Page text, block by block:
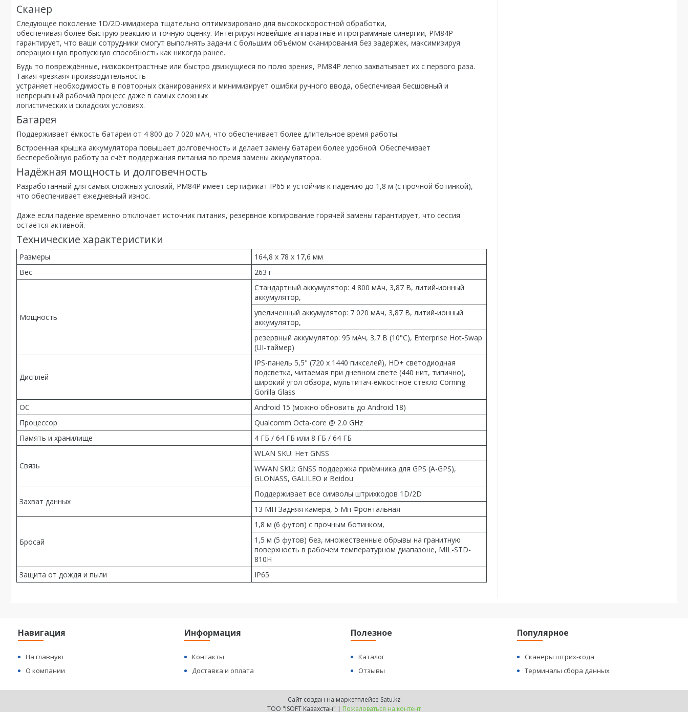
Сканер
Следующее поколение 1D/2D-имиджера тщательно оптимизировано для высокоскоростной обработки,
обеспечивая более быструю реакцию и точную оценку. Интегрируя новейшие аппаратные и программные синергии, PM84P
гарантирует, что ваши сотрудники смогут выполнять задачи с большим объёмом сканирования без задержек, максимизируя
операционную пропускную способность как никогда ранее.
Будь то повреждённые, низкоконтрастные или быстро движущиеся по полю зрения, PM84P легко захватывает их с первого раза.
Такая «резкая» производительность
устраняет необходимость в повторных сканированиях и минимизирует ошибки ручного ввода, обеспечивая бесшовный и
непрерывный рабочий процесс даже в самых сложных
логистических и складских условиях.
Батарея
Поддерживает ёмкость батареи от 4 800 до 7 020 мАч, что обеспечивает более длительное время работы.
Встроенная крышка аккумулятора повышает долговечность и делает замену батареи более удобной. Обеспечивает
бесперебойную работу за счёт поддержания питания во время замены аккумулятора.
Надёжная мощность и долговечность
Разработанный для самых сложных условий, PM84P имеет сертификат IP65 и устойчив к падению до 1,8 м (с прочной ботинкой),
что обеспечивает ежедневный износ.
Даже если падение временно отключает источник питания, резервное копирование горячей замены гарантирует, что сессия
остаётся активной.
Технические характеристики
Размеры
164,8 x 78 x 17,6 мм
Вес
263 г
Мощность
Стандартный аккумулятор: 4 800 мАч, 3,87 В, литий-ионный
аккумулятор,
увеличенный аккумулятор: 7 020 мАч, 3,87 В, литий-ионный
аккумулятор,
резервный аккумулятор: 95 мАч, 3,7 В (10°C), Enterprise Hot-Swap
(UI-таймер)
Дисплей
IPS-панель 5,5" (720 x 1440 пикселей), HD+ светодиодная
подсветка, читаемая при дневном свете (440 нит, типично),
широкий угол обзора, мультитач-емкостное стекло Corning
Gorilla Glass
ОС
Android 15 (можно обновить до Android 18)
Процессор
Qualcomm Octa-core @ 2.0 GHz
Память и хранилище
4 ГБ / 64 ГБ или 8 ГБ / 64 ГБ
Связь
WLAN SKU: Нет GNSS
WWAN SKU: GNSS поддержка приёмника для GPS (A-GPS),
GLONASS, GALILEO и Beidou
Захват данных
Поддерживает все символы штрихкодов 1D/2D
13 МП Задняя камера, 5 Мп Фронтальная
Бросай
1,8 м (6 футов) с прочным ботинком,
1,5 м (5 футов) без, множественные обрывы на гранитную
поверхность в рабочем температурном диапазоне, MIL-STD-
810H
Защита от дождя и пыли
IP65
Навигация
На главную
О компании
Информация
Контакты
Доставка и оплата
Полезное
Каталог
Отзывы
Популярное
Сканеры штрих-кода
Терминалы сбора данных
Сайт создан на маркетплейсе Satu.kz
TOO "ISOFT Казахстан" | Пожаловаться на контент